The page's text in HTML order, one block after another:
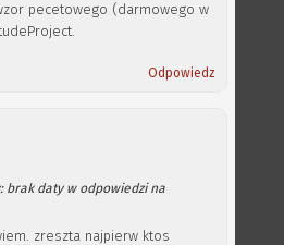
pecetowego (darmowego w
Odpowiedz
brak daty w odpowiedzi na
zreszta najpierw ktos